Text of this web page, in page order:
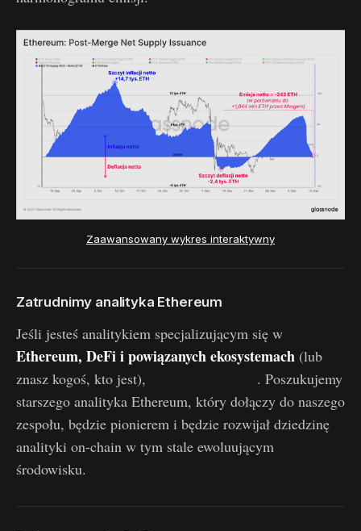
Zaawansowany wykres interaktywny
Zatrudnimy analityka Ethereum
Jeśli jesteś analitykiem specjalizującym się w
Ethereum, DeFi i powiązanych ekosystemach (lub
znasz kogoś, kto jest),
. Poszukujemy
starszego analityka Ethereum, który dołączy do naszego
zespołu, będzie pionierem i będzie rozwijał dziedzinę
analityki on-chain w tym stale ewoluującym
środowisku.